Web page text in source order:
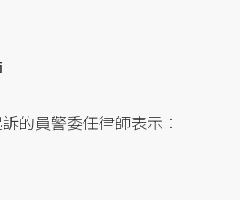
的員警委任律師表示：